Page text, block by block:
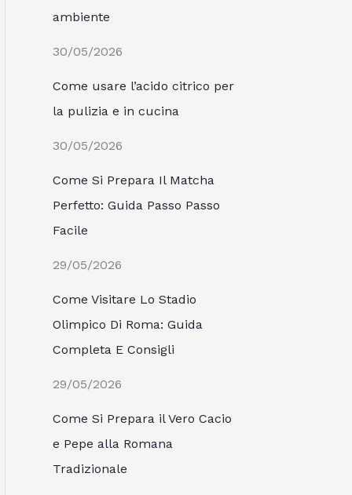
ambiente
30/05/2026
Come usare l’acido citrico per
la pulizia e in cucina
30/05/2026
Come Si Prepara Il Matcha
Perfetto: Guida Passo Passo
Facile
29/05/2026
Come Visitare Lo Stadio
Olimpico Di Roma: Guida
Completa E Consigli
29/05/2026
Come Si Prepara il Vero Cacio
e Pepe alla Romana
Tradizionale